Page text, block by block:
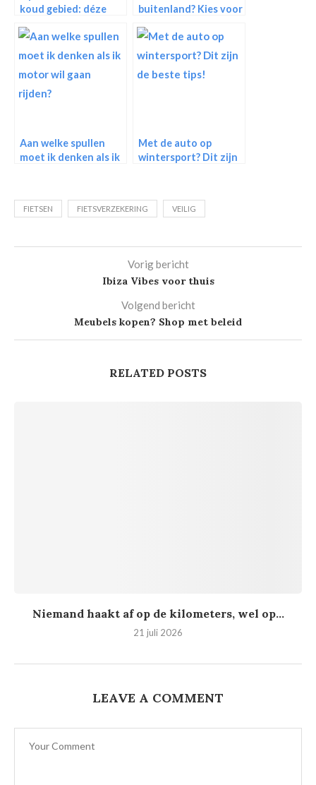
koud gebied: déze
je treffen
buitenland? Kies voor
Aan welke spullen
moet ik denken als ik
Met de auto op
wintersport? Dit zijn
FIETSEN FIETSVERZEKERING VEILIG
Vorig bericht
Ibiza Vibes voor thuis
Volgend bericht
Meubels kopen? Shop met beleid
RELATED POSTS
Niemand haakt af op de kilometers, wel op...
21 juli 2026
LEAVE A COMMENT